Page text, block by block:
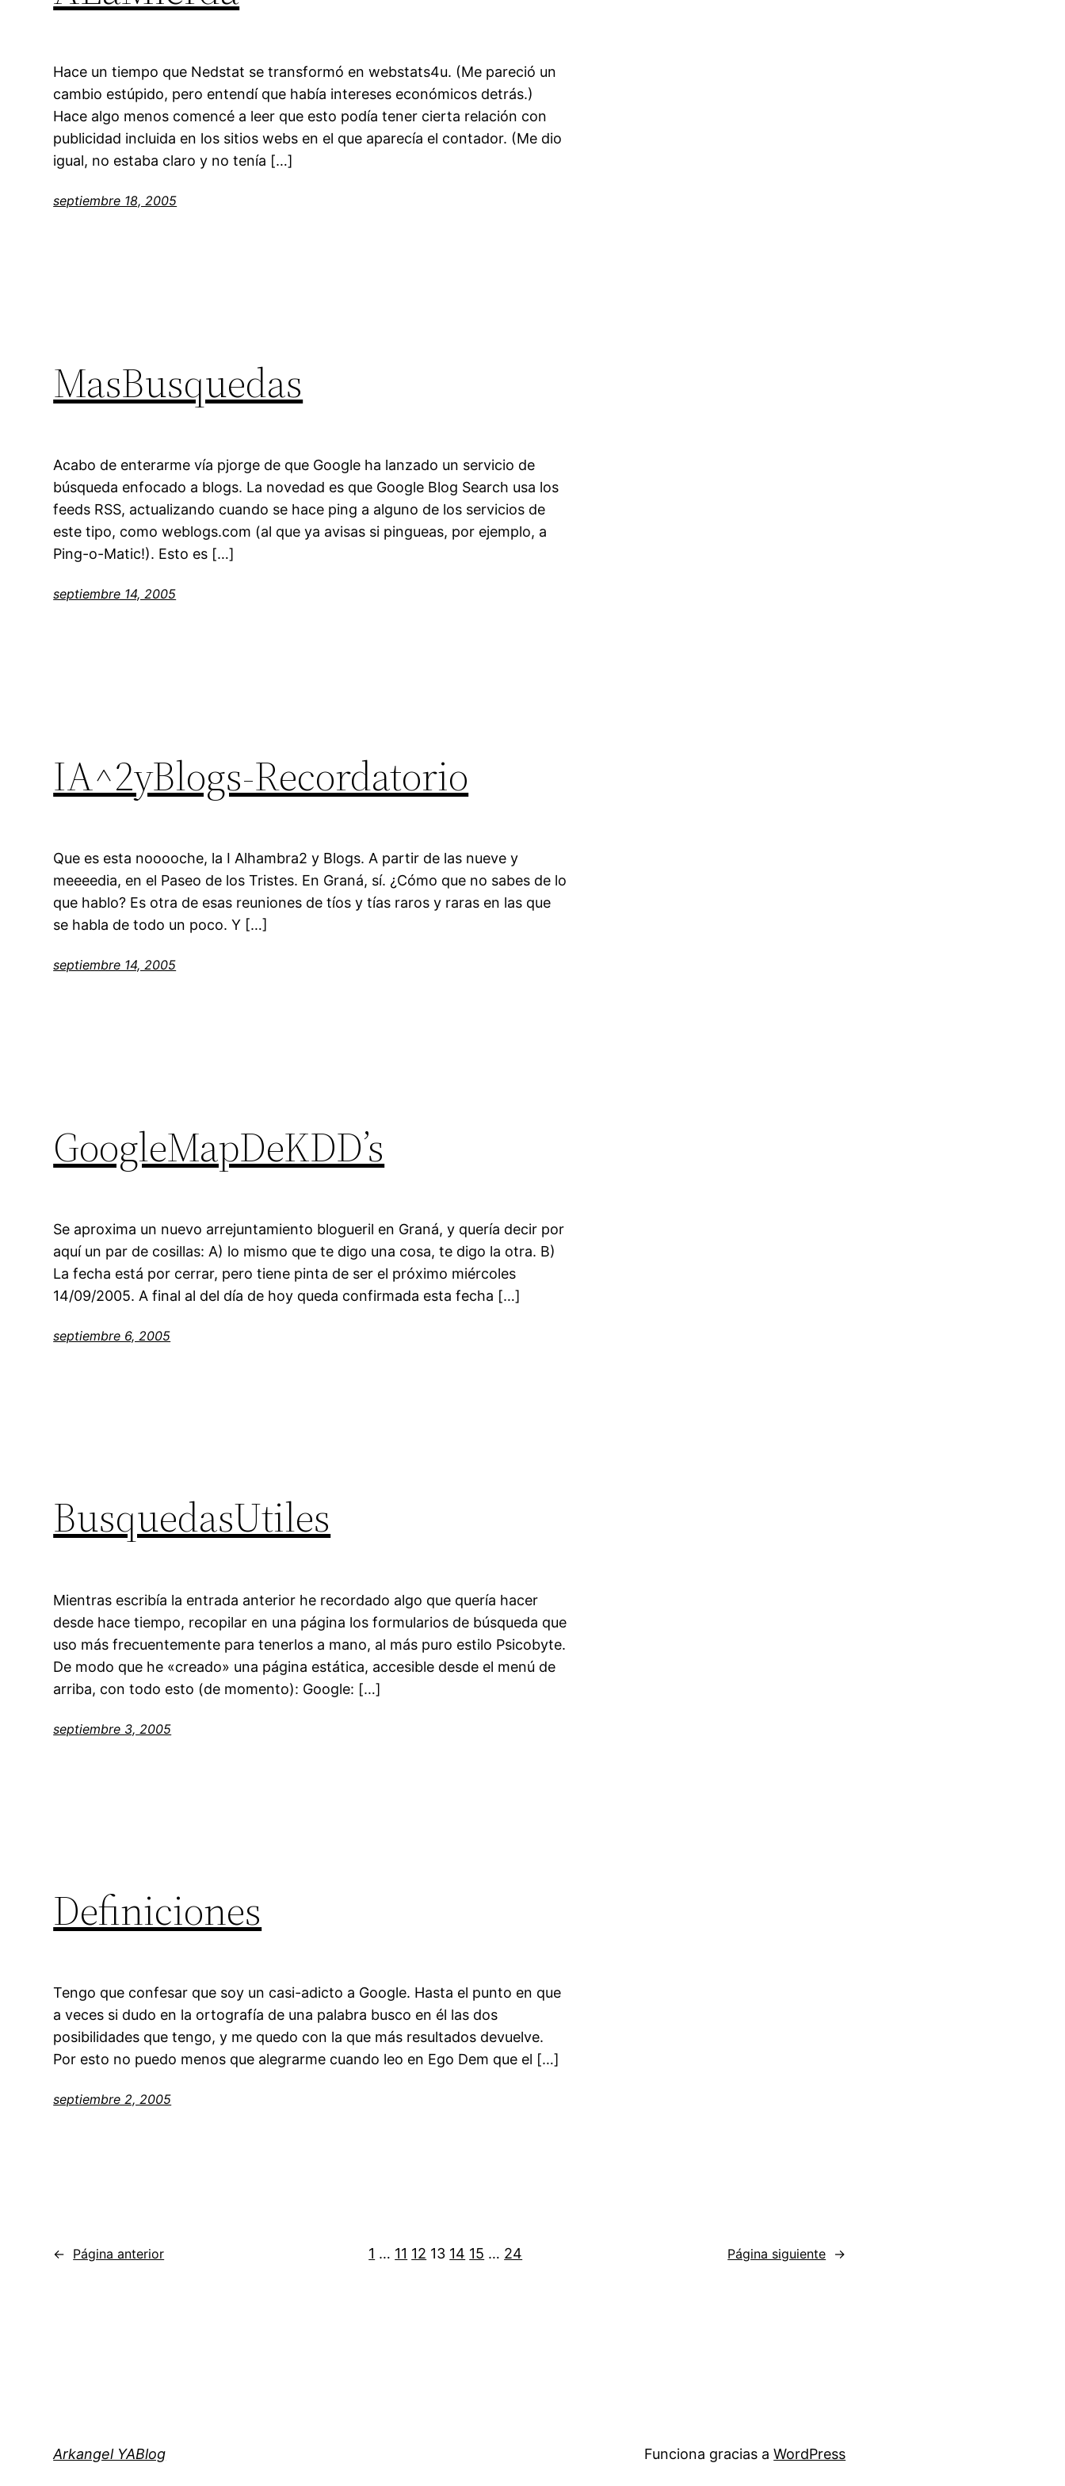
Hace un tiempo que Nedstat se transformó en webstats4u. (Me pareció un
cambio estúpido, pero entendí que había intereses económicos detrás.)
Hace algo menos comencé a leer que esto podía tener cierta relación con
publicidad incluida en los sitios webs en el que aparecía el contador. (Me dio
igual, no estaba claro y no tenía […]
septiembre 18, 2005
MasBusquedas
Acabo de enterarme vía pjorge de que Google ha lanzado un servicio de
búsqueda enfocado a blogs. La novedad es que Google Blog Search usa los
feeds RSS, actualizando cuando se hace ping a alguno de los servicios de
este tipo, como weblogs.com (al que ya avisas si pingueas, por ejemplo, a
Ping-o-Matic!). Esto es […]
septiembre 14, 2005
IA^2yBlogs-Recordatorio
Que es esta nooooche, la I Alhambra2 y Blogs. A partir de las nueve y
meeeedia, en el Paseo de los Tristes. En Graná, sí. ¿Cómo que no sabes de lo
que hablo? Es otra de esas reuniones de tíos y tías raros y raras en las que
se habla de todo un poco. Y […]
septiembre 14, 2005
GoogleMapDeKDD’s
Se aproxima un nuevo arrejuntamiento blogueril en Graná, y quería decir por
aquí un par de cosillas: A) lo mismo que te digo una cosa, te digo la otra. B)
La fecha está por cerrar, pero tiene pinta de ser el próximo miércoles
14/09/2005. A final al del día de hoy queda confirmada esta fecha […]
septiembre 6, 2005
BusquedasUtiles
Mientras escribía la entrada anterior he recordado algo que quería hacer
desde hace tiempo, recopilar en una página los formularios de búsqueda que
uso más frecuentemente para tenerlos a mano, al más puro estilo Psicobyte.
De modo que he «creado» una página estática, accesible desde el menú de
arriba, con todo esto (de momento): Google: […]
septiembre 3, 2005
Definiciones
Tengo que confesar que soy un casi-adicto a Google. Hasta el punto en que
a veces si dudo en la ortografía de una palabra busco en él las dos
posibilidades que tengo, y me quedo con la que más resultados devuelve.
Por esto no puedo menos que alegrarme cuando leo en Ego Dem que el […]
septiembre 2, 2005
← Página anterior 1 … 11 12 13 14 15 … 24 Página siguiente →
Arkangel YABlog Funciona gracias aWordPress